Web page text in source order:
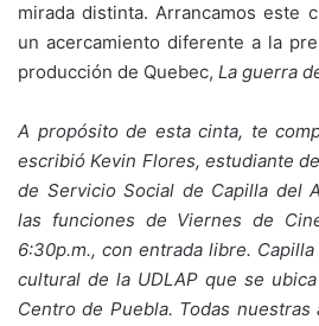
mirada distinta. Arrancamos este
un acercamiento diferente a la
producción de Quebec, La guerra
A propósito de esta cinta, te
escribió Kevin Flores, estudiante
de Servicio Social de Capilla del
las funciones de Viernes de
6:30p.m., con entrada libre.
cultural de la UDLAP que se
Centro de Puebla. Todas nuestras